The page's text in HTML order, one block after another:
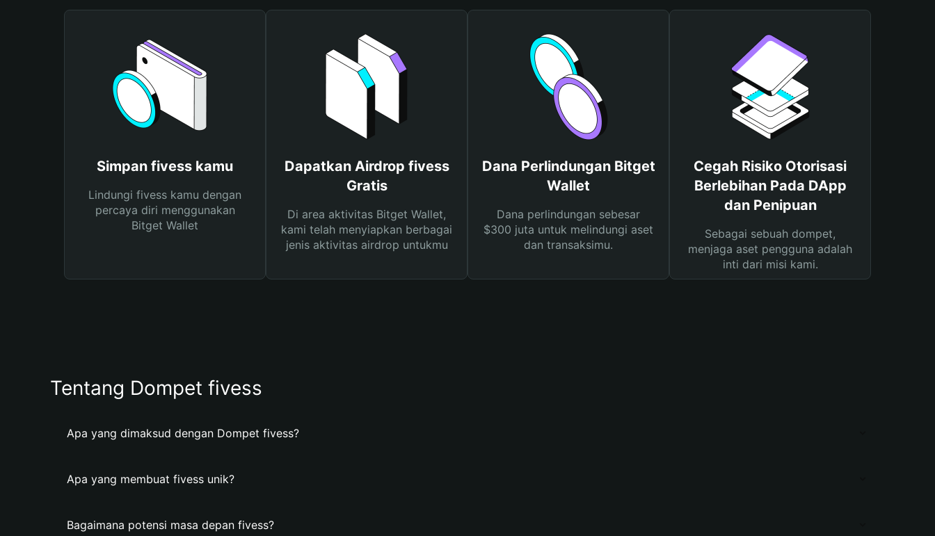
Simpan fivess kamu
Lindungi fivess kamu dengan
percaya diri menggunakan
Bitget Wallet
Dapatkan Airdrop fivess
Gratis
Di area aktivitas Bitget Wallet,
kami telah menyiapkan berbagai
jenis aktivitas airdrop untukmu
Dana Perlindungan Bitget
Wallet
Dana perlindungan sebesar
$300 juta untuk melindungi aset
dan transaksimu.
Cegah Risiko Otorisasi
Berlebihan Pada DApp
dan Penipuan
Sebagai sebuah dompet,
menjaga aset pengguna adalah
inti dari misi kami.
Tentang Dompet fivess
Apa yang dimaksud dengan Dompet fivess?
Apa yang membuat fivess unik?
Bagaimana potensi masa depan fivess?